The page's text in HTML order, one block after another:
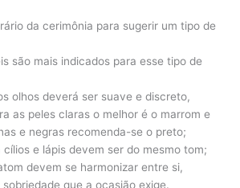
da cerimônia para sugerir um tipo de
são mais indicados para esse tipo de
olhos deverá ser suave e discreto,
as peles claras o melhor é o marrom e
e negras recomenda-se o preto;
cílios e lápis devem ser do mesmo tom;
devem se harmonizar entre si,
que a ocasião exige.